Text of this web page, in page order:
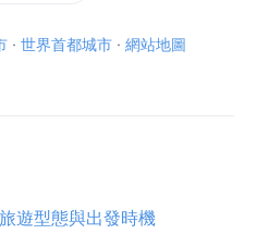
· 世界首都城市 · 網站地圖
遊型態與出發時機